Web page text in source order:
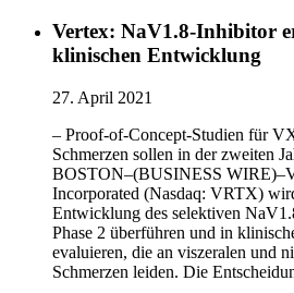
Vertex: NaV1.8-Inhibitor
klinischen Entwicklung
27. April 2021
– Proof-of-Concept-Studien für
Schmerzen sollen in der zweiten
BOSTON–(BUSINESS
Incorporated (Nasdaq: VRTX)
Entwicklung des selektiven
Phase 2 überführen und in
evaluieren, die an viszeralen und
Schmerzen leiden. Die